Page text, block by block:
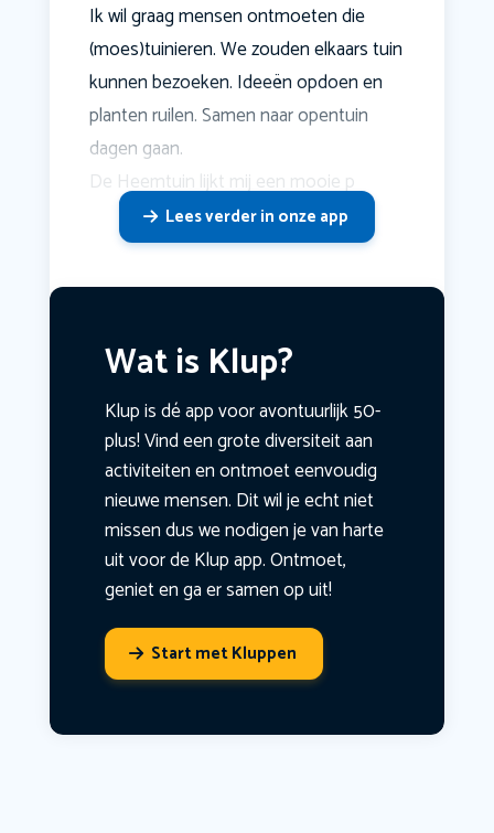
Ik wil graag mensen ontmoeten die
(moes)tuinieren. We zouden elkaars tuin
kunnen bezoeken. Ideeën opdoen en
planten ruilen. Samen naar opentuin
dagen gaan.
De Heemtuin lijkt mij een mooie p
Lees verder in onze app
Wat is Klup?
Klup is dé app voor avontuurlijk 50-
plus! Vind een grote diversiteit aan
activiteiten en ontmoet eenvoudig
nieuwe mensen. Dit wil je echt niet
missen dus we nodigen je van harte
uit voor de Klup app. Ontmoet,
geniet en ga er samen op uit!
Start met Kluppen